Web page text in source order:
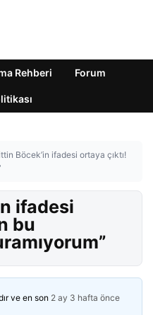
Rehberi Forum
Böcek’in ifadesi ortaya çıktı!
ifadesi
bu
ve en son 2 ay 3 hafta önce